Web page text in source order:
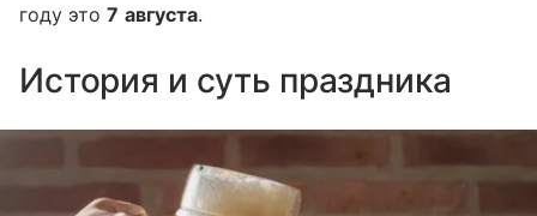
году это7 августа.
История и суть праздника